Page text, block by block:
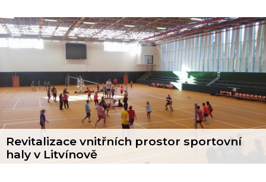
Revitalizace vnitřních prostor sportovní
haly v Litvínově